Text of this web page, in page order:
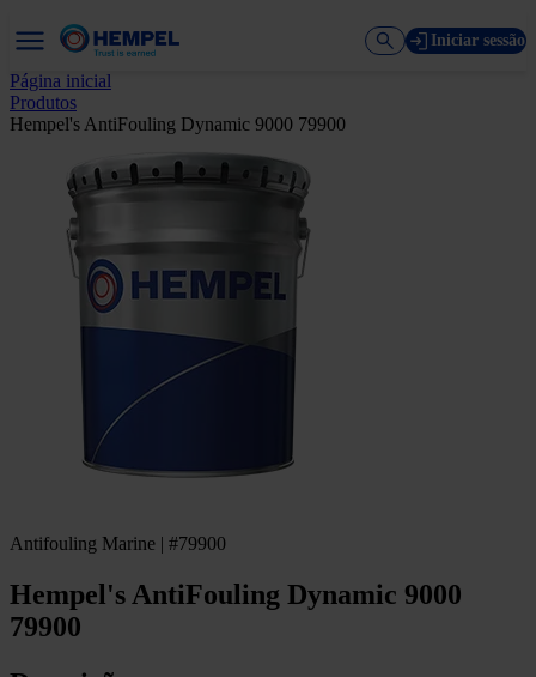
Iniciar sessão
Página inicial
Produtos
Hempel's AntiFouling Dynamic 9000 79900
Antifouling Marine | #79900
Hempel's AntiFouling Dynamic 9000
79900